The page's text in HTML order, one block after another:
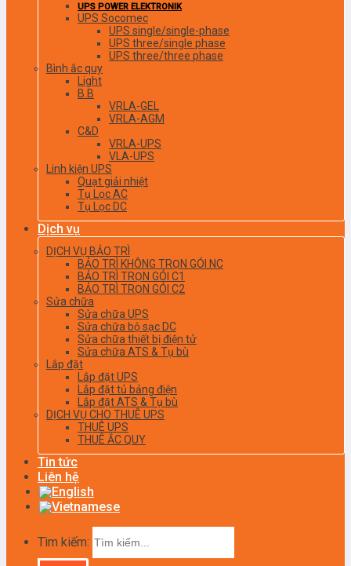
UPS POWER ELEKTRONIK
UPS Socomec
UPS single/single-phase
UPS three/single phase
UPS three/three phase
Bình ắc quy
Light
B.B
VRLA-GEL
VRLA-AGM
C&D
VRLA-UPS
VLA-UPS
Linh kiện UPS
Quạt giải nhiệt
Tụ Lọc AC
Tụ Lọc DC
Dịch vụ
DỊCH VỤ BẢO TRÌ
BẢO TRÌ KHÔNG TRỌN GÓI NC
BẢO TRÌ TRỌN GÓI C1
BẢO TRÌ TRỌN GÓI C2
Sửa chữa
Sửa chữa UPS
Sửa chữa bộ sạc DC
Sửa chữa thiết bị điện tử
Sửa chữa ATS & Tụ bù
Lắp đặt
Lắp đặt UPS
Lắp đặt tủ bảng điện
Lắp đặt ATS & Tụ bù
DỊCH VỤ CHO THUÊ UPS
THUÊ UPS
THUÊ ẮC QUY
Tin tức
Liên hệ
Tìm kiếm: